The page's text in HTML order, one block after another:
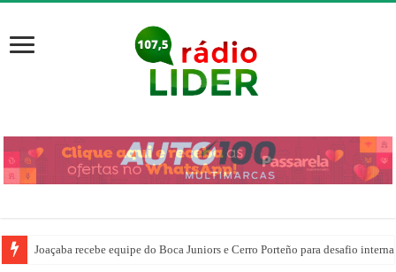
Ciclone bomba pode atingir o Oeste de Santa Catarina